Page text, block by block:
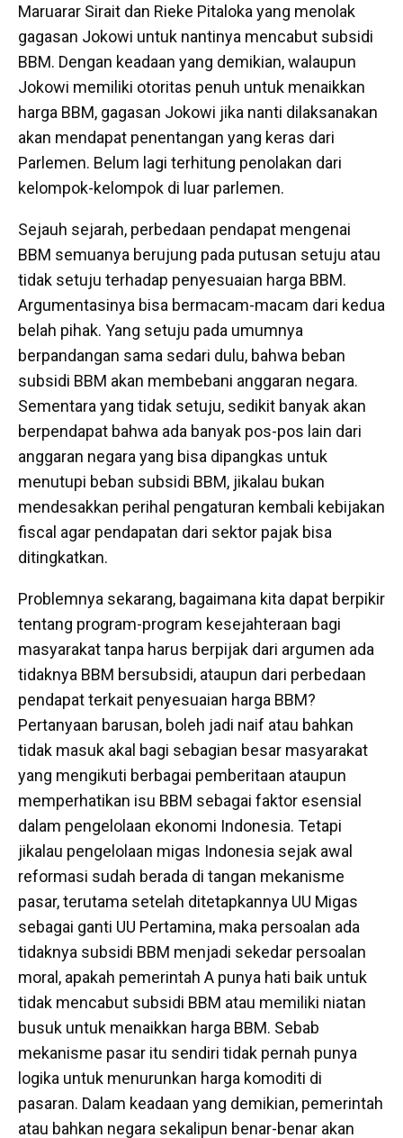
Maruarar Sirait dan Rieke Pitaloka yang menolak
gagasan Jokowi untuk nantinya mencabut subsidi
BBM. Dengan keadaan yang demikian, walaupun
Jokowi memiliki otoritas penuh untuk menaikkan
harga BBM, gagasan Jokowi jika nanti dilaksanakan
akan mendapat penentangan yang keras dari
Parlemen. Belum lagi terhitung penolakan dari
kelompok-kelompok di luar parlemen.
Sejauh sejarah, perbedaan pendapat mengenai
BBM semuanya berujung pada putusan setuju atau
tidak setuju terhadap penyesuaian harga BBM.
Argumentasinya bisa bermacam-macam dari kedua
belah pihak. Yang setuju pada umumnya
berpandangan sama sedari dulu, bahwa beban
subsidi BBM akan membebani anggaran negara.
Sementara yang tidak setuju, sedikit banyak akan
berpendapat bahwa ada banyak pos-pos lain dari
anggaran negara yang bisa dipangkas untuk
menutupi beban subsidi BBM, jikalau bukan
mendesakkan perihal pengaturan kembali kebijakan
fiscal agar pendapatan dari sektor pajak bisa
ditingkatkan.
Problemnya sekarang, bagaimana kita dapat berpikir
tentang program-program kesejahteraan bagi
masyarakat tanpa harus berpijak dari argumen ada
tidaknya BBM bersubsidi, ataupun dari perbedaan
pendapat terkait penyesuaian harga BBM?
Pertanyaan barusan, boleh jadi naif atau bahkan
tidak masuk akal bagi sebagian besar masyarakat
yang mengikuti berbagai pemberitaan ataupun
memperhatikan isu BBM sebagai faktor esensial
dalam pengelolaan ekonomi Indonesia. Tetapi
jikalau pengelolaan migas Indonesia sejak awal
reformasi sudah berada di tangan mekanisme
pasar, terutama setelah ditetapkannya UU Migas
sebagai ganti UU Pertamina, maka persoalan ada
tidaknya subsidi BBM menjadi sekedar persoalan
moral, apakah pemerintah A punya hati baik untuk
tidak mencabut subsidi BBM atau memiliki niatan
busuk untuk menaikkan harga BBM. Sebab
mekanisme pasar itu sendiri tidak pernah punya
logika untuk menurunkan harga komoditi di
pasaran. Dalam keadaan yang demikian, pemerintah
atau bahkan negara sekalipun benar-benar akan